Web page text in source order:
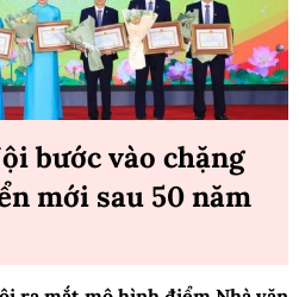
bước vào chặng
mới sau 50 năm